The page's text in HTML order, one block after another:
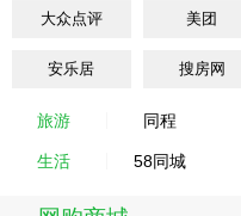
大众点评 美团
安乐居 搜房网
旅游 同程
生活 58同城